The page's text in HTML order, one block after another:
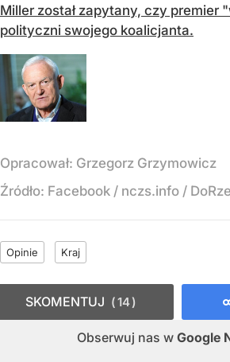
Miller został zapytany, czy premier
polityczni swojego koalicjanta.
Opracował: Grzegorz Grzymowicz
Źródło: Facebook / nczs.info /
Opinie Kraj
Obserwuj nas w Google
SKOMENTUJ 14